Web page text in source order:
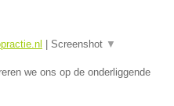
| Screenshot ▼
we ons op de onderliggende